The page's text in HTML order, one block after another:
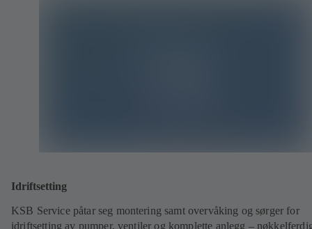
Idriftsetting
KSB Service påtar seg montering samt overvåking og sørger for
idriftsetting av pumper, ventiler og komplette anlegg –